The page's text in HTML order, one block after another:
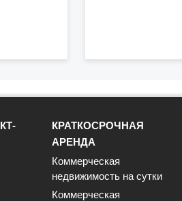
КРАТКОСРОЧНАЯ
АРЕНДА
Коммерческая
недвижимость на сутки
Коммерческая